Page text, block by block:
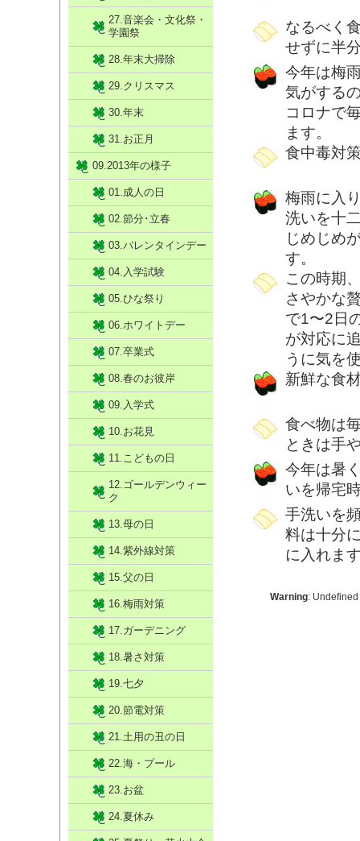
なるべく
せずに半
今年は梅
気がする
コロナで
ます。
食中毒対
梅雨に入
洗いを十
じめじめ
す。
この時期
さやかな
で1〜2日
が対応に
うに気を
新鮮な食
食べ物は
ときは手
今年は暑
いを帰宅
手洗いを
料は十分
に入れま
Warning:
27.音楽会・文化祭・
学園祭
28.年末大掃除
29.クリスマス
30.年末
31.お正月
09.2013年の様子
01.成人の日
02.節分･立春
03.バレンタインデー
04.入学試験
05.ひな祭り
06.ホワイトデー
07.卒業式
08.春のお彼岸
09.入学式
10.お花見
11.こどもの日
12.ゴールデンウィー
ク
13.母の日
14.紫外線対策
15.父の日
16.梅雨対策
17.ガーデニング
18.暑さ対策
19.七夕
20.節電対策
21.土用の丑の日
22.海・プール
23.お盆
24.夏休み